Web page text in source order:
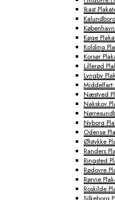
Ikast
Køge
Kolding
Korsør
Lillerød
Lyngby
Middelfart
Næstved
Nakskov
Nyborg
Odense
Ølstykke
Randers
Ringsted
Rødovre
Rønne
Roskilde